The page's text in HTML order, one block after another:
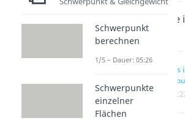
Wichtige Inhalte
Video
Was
Schwerpunkt
berechnen
1/5 – Dauer: 05:26
Schwerpunkte
einzelner
Flächen